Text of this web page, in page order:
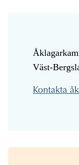
Väst-
Kontakta